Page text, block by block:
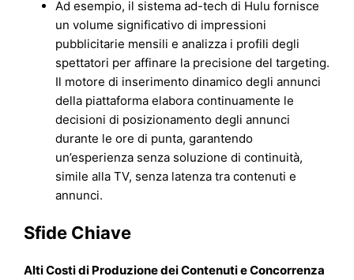
Ad esempio, il sistema ad-tech di Hulu fornisce
un volume significativo di impressioni
pubblicitarie mensili e analizza i profili degli
spettatori per affinare la precisione del targeting.
Il motore di inserimento dinamico degli annunci
della piattaforma elabora continuamente le
decisioni di posizionamento degli annunci
durante le ore di punta, garantendo
un’esperienza senza soluzione di continuità,
simile alla TV, senza latenza tra contenuti e
annunci.
Sfide Chiave
Alti Costi di Produzione dei Contenuti e Concorrenza